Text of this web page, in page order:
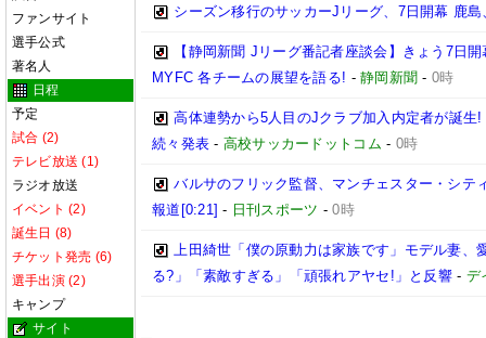
ファンサイト
選手公式
著名人
日程
予定
試合 (2)
テレビ放送 (1)
ラジオ放送
イベント (2)
誕生日 (8)
チケット発売 (6)
選手出演 (2)
キャンプ
サイト
シーズン移行のサッカーJリーグ、7日開幕 鹿
【静岡新聞 Jリーグ番記者座談会】きょう7日
MYFC 各チームの展望を語る! -静岡新聞 - 0時
高体連勢から5人目のJクラブ加入内定者が誕
続々発表 - 高校サッカードットコム - 0時
バルサのフリック監督、マンチェスター・シテ
報道[0:21] - 日刊スポーツ -0時
上田綺世「僕の原動力は家族です」モデル妻
る?」「素敵すぎる」「頑張れアヤセ!」と反響- デ